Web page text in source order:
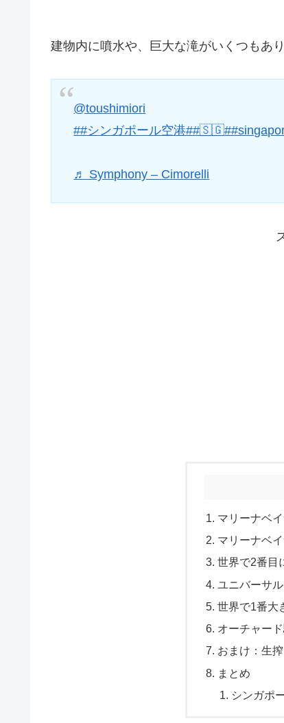
建物内に噴水や、巨大な滝がいくつもあ
@toushimiori
##シンガポール空港##🇸🇬
♬ Symphony – Cimorelli
マリーナベ
マリーナベ
世界で2番目
ユニバーサ
世界で1番大
オーチャー
おまけ：生
まとめ
シンガポ